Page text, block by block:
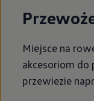
Miejsce na
akcesoriom do
przewiezie